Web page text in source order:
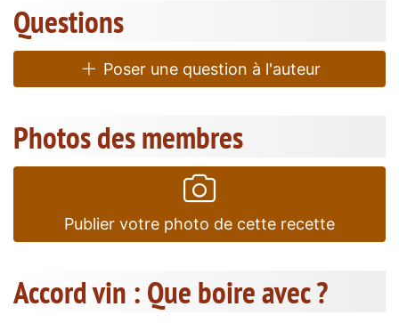
Questions
Poser une question à l'auteur
Photos des membres
Publier votre photo de cette recette
Accord vin : Que boire avec ?